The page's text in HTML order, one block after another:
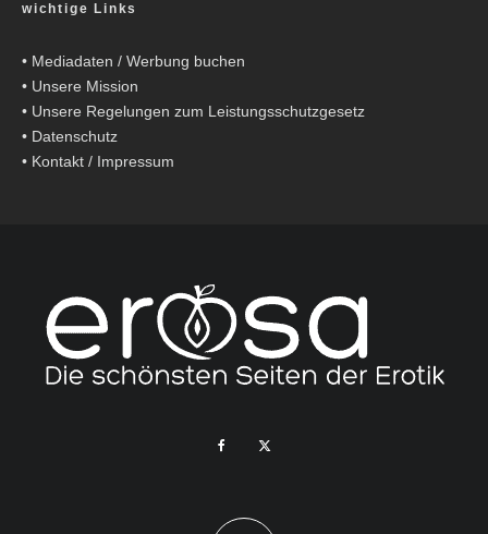
wichtige Links
• Mediadaten / Werbung buchen
• Unsere Mission
• Unsere Regelungen zum Leistungsschutzgesetz
• Datenschutz
• Kontakt / Impressum